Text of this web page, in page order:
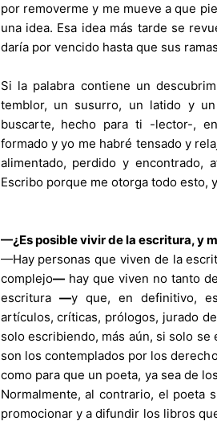
por removerme y me mueve a que
una idea. Esa idea más tarde se
daría por vencido hasta que sus
Si la palabra contiene un
temblor, un susurro, un latido y
buscarte, hecho para ti -lector-,
formado y yo me habré tensado y
alimentado, perdido y encontrado,
Escribo porque me otorga todo esto,
—¿Es posible vivir de la escritura, y
—Hay personas que viven de la
complejo—hay que viven no tanto
escritura —y que, en definitivo,
artículos, críticas, prólogos, jurado
solo escribiendo, más aún, si solo
son los contemplados por los
como para que un poeta, ya sea de
Normalmente, al contrario, el poeta
promocionar y a difundir los libros